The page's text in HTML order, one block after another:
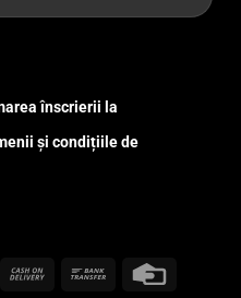
înscrierii la
și condițiile de
Cash
Bank